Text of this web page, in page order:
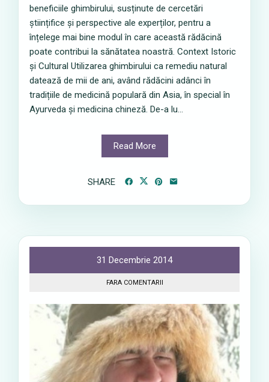
beneficiile ghimbirului, susținute de cercetări
științifice și perspective ale experților, pentru a
înțelege mai bine modul în care această rădăcină
poate contribui la sănătatea noastră. Context Istoric
și Cultural Utilizarea ghimbirului ca remediu natural
datează de mii de ani, având rădăcini adânci în
tradițiile de medicină populară din Asia, în special în
Ayurveda și medicina chineză. De-a lu...
Read More
SHARE
31 Decembrie 2014
FARA COMENTARII